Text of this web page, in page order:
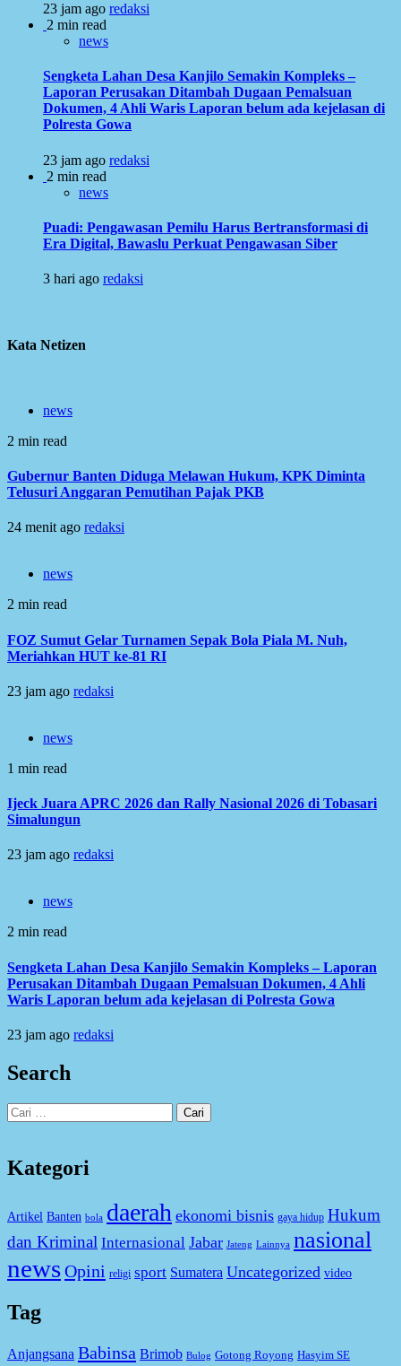
23 jam ago redaksi
2 min read
news
Sengketa Lahan Desa Kanjilo Semakin Kompleks –
Laporan Perusakan Ditambah Dugaan Pemalsuan
Dokumen, 4 Ahli Waris Laporan belum ada kejelasan di
Polresta Gowa
23 jam ago redaksi
2 min read
news
Puadi: Pengawasan Pemilu Harus Bertransformasi di
Era Digital, Bawaslu Perkuat Pengawasan Siber
3 hari ago redaksi
Kata Netizen
news
2 min read
Gubernur Banten Diduga Melawan Hukum, KPK Diminta
Telusuri Anggaran Pemutihan Pajak PKB
24 menit ago redaksi
news
2 min read
FOZ Sumut Gelar Turnamen Sepak Bola Piala M. Nuh,
Meriahkan HUT ke-81 RI
23 jam ago redaksi
news
1 min read
Ijeck Juara APRC 2026 dan Rally Nasional 2026 di Tobasari
Simalungun
23 jam ago redaksi
news
2 min read
Sengketa Lahan Desa Kanjilo Semakin Kompleks – Laporan
Perusakan Ditambah Dugaan Pemalsuan Dokumen, 4 Ahli
Waris Laporan belum ada kejelasan di Polresta Gowa
23 jam ago redaksi
Search
Cari
untuk:
Kategori
Artikel Banten bola daerah ekonomi bisnis gaya hidup Hukum
dan Kriminal Internasional Jabar Jateng Lainnya nasional
newsOpini religi sport Sumatera Uncategorized video
Tag
Anjangsana Babinsa Brimob Bulog Gotong Royong Hasyim SE